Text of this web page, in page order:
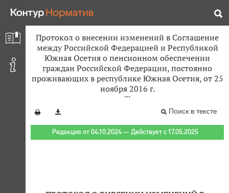
Протокол о внесении изменений в Соглашение
между Российской Федерацией и Республикой
Южная Осетия о пенсионном обеспечении
граждан Российской Федерации, постоянно
проживающих в республике Южная Осетия, от 25
ноября 2016 г.
Поиск в тексте
Редакция от 04.10.2024 — Действует с 17.05.2025